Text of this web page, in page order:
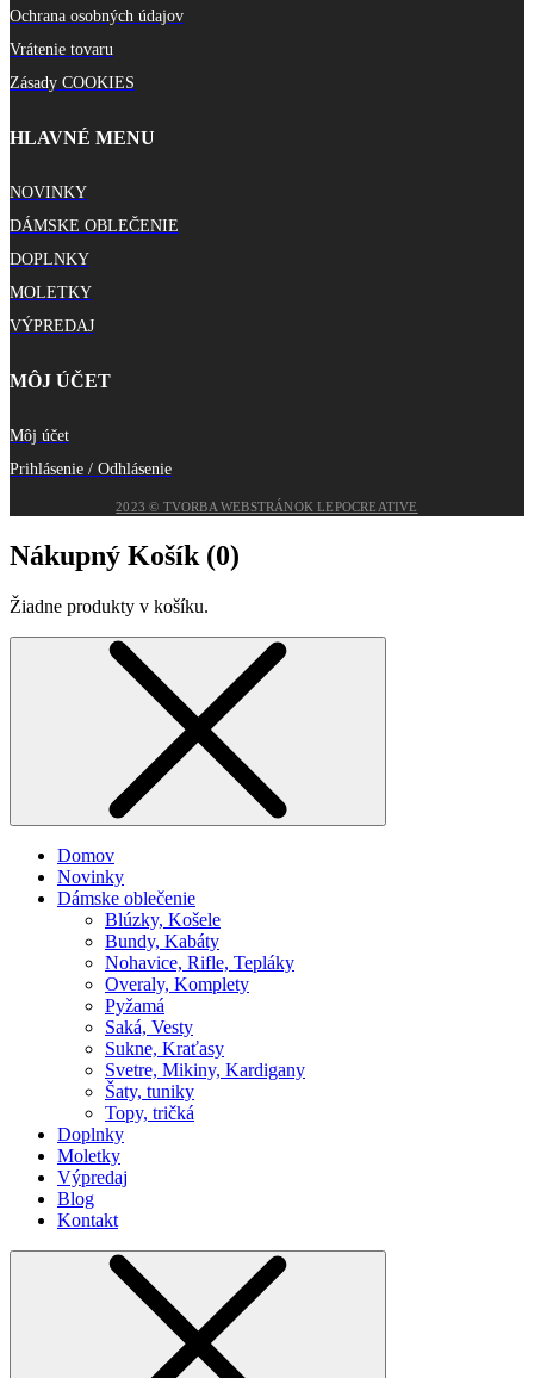
Ochrana osobných údajov
Vrátenie tovaru
Zásady COOKIES
HLAVNÉ MENU
NOVINKY
DÁMSKE OBLEČENIE
DOPLNKY
MOLETKY
VÝPREDAJ
MÔJ ÚČET
Môj účet
Prihlásenie / Odhlásenie
2023 © TVORBA WEBSTRÁNOK LEPOCREATIVE
Nákupný Košík (0)
Žiadne produkty v košíku.
Domov
Novinky
Dámske oblečenie
Blúzky, Košele
Bundy, Kabáty
Nohavice, Rifle, Tepláky
Overaly, Komplety
Pyžamá
Saká, Vesty
Sukne, Kraťasy
Svetre, Mikiny, Kardigany
Šaty, tuniky
Topy, tričká
Doplnky
Moletky
Výpredaj
Blog
Kontakt